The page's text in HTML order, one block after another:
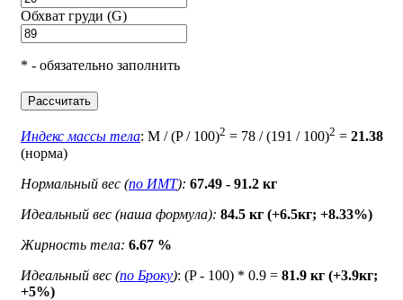
Обхват груди (G)
* - обязательно заполнить
Рассчитать
Индекс массы тела: M / (P / 100)2 = 78 / (191 / 100)2 = 21.38
(норма)
Нормальный вес (по ИМТ): 67.49 - 91.2 кг
Идеальный вес (наша формула): 84.5 кг (+6.5кг; +8.33%)
Жирность тела: 6.67 %
Идеальный вес (по Броку): (P - 100) * 0.9 = 81.9 кг (+3.9кг;
+5%)